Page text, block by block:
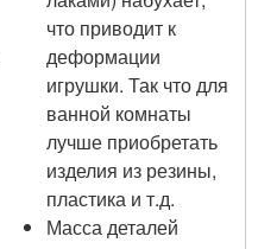
что приводит к
деформации
игрушки. Так что для
ванной комнаты
лучше приобретать
изделия из резины,
пластика и т.д.
Масса деталей